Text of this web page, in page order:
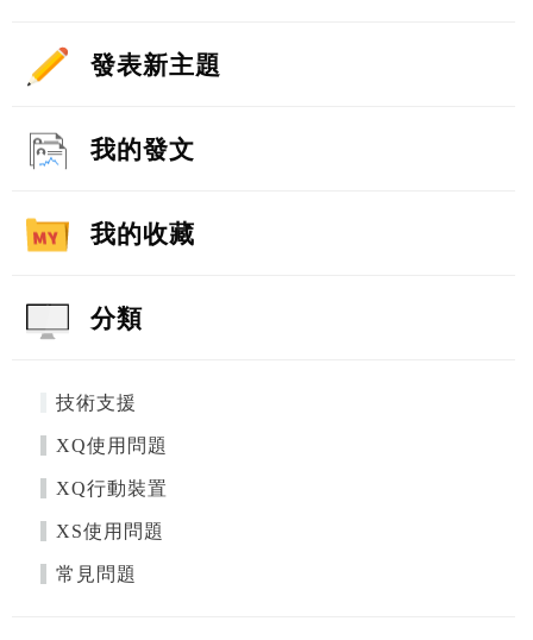
發表新主題
我的發文
我的收藏
分類
技術支援
XQ使用問題
XQ行動裝置
XS使用問題
常見問題